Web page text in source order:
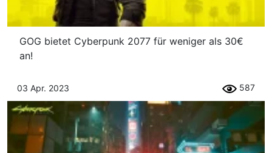
GOG bietet Cyberpunk 2077 für weniger als 30€
an!
03 Apr. 2023 587